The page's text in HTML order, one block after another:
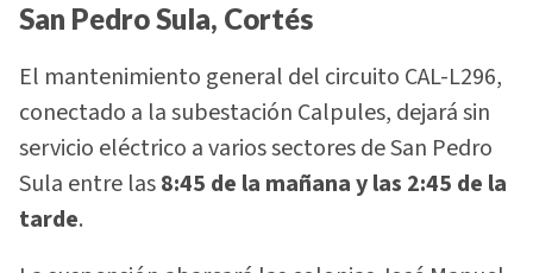
San Pedro Sula, Cortés
El mantenimiento general del circuito CAL-L296,
conectado a la subestación Calpules, dejará sin
servicio eléctrico a varios sectores de San Pedro
Sula entre las8:45 de la mañana y las 2:45 de la
tarde.